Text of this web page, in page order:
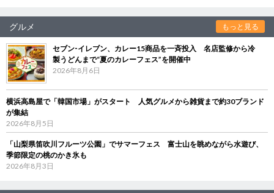
グルメ もっと見る
セブン‐イレブン、カレー15商品を一斉投入 名店監修から冷
製うどんまで“夏のカレーフェス”を開催中
2026年8月6日
横浜高島屋で「韓国市場」がスタート 人気グルメから雑貨まで約30ブランド
が集結
2026年8月5日
「山梨県笛吹川フルーツ公園」でサマーフェス 富士山を眺めながら水遊び、
季節限定の桃のかき氷も
2026年8月3日